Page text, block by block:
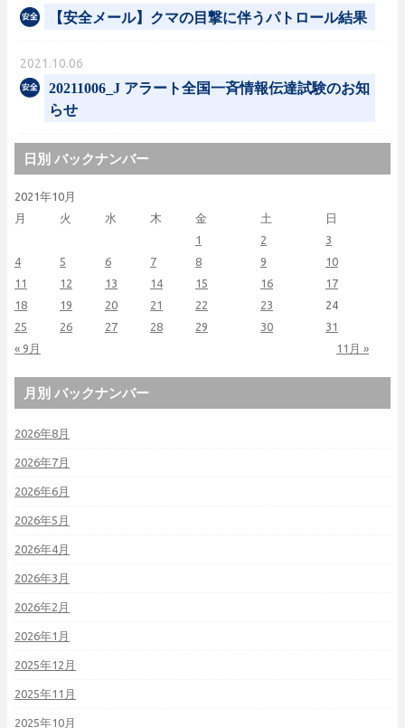
【安全メール】クマの目撃に伴うパトロール結果
2021.10.06
20211006_J アラート全国一斉情報伝達試験のお知
らせ
日別 バックナンバー
2021年10月
月
火 水 木 金 土 日
« 9月 11月 »
1 2
3
4
5 6 7 8 9
10
11
12 13 14 15 16
17
18
19 20 21 22 23
24
25
26 27 28 29 30 31
月別 バックナンバー
2026年8月
2026年7月
2026年6月
2026年5月
2026年4月
2026年3月
2026年2月
2026年1月
2025年12月
2025年11月
2025年10月